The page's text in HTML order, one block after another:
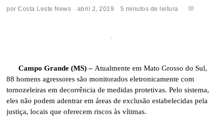
porCosta Leste News abril 2, 2019 5 minutos de leitura
Campo Grande (MS) – Atualmente em Mato Grosso do Sul,
88 homens agressores são monitorados eletronicamente com
tornozeleiras em decorrência de medidas protetivas. Pelo sistema,
eles não podem adentrar em áreas de exclusão estabelecidas pela
justiça, locais que oferecem riscos às vítimas.